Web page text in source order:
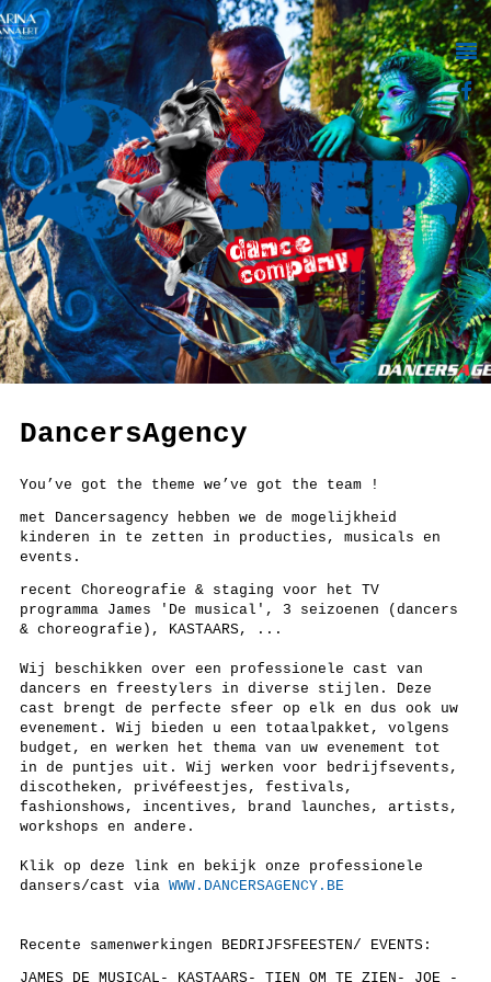
DancersAgency
You’ve got the theme we’ve got the team !
met Dancersagency hebben we de mogelijkheid
kinderen in te zetten in producties, musicals en
events.
recent Choreografie & staging voor het TV
programma James 'De musical', 3 seizoenen (dancers
& choreografie), KASTAARS, ...
Wij beschikken over een professionele cast van
dancers en freestylers in diverse stijlen. Deze
cast brengt de perfecte sfeer op elk en dus ook uw
evenement. Wij bieden u een totaalpakket, volgens
budget, en werken het thema van uw evenement tot
in de puntjes uit. Wij werken voor bedrijfsevents,
discotheken, privéfeestjes, festivals,
fashionshows, incentives, brand launches, artists,
workshops en andere.
Klik op deze link en bekijk onze professionele
dansers/cast via WWW.DANCERSAGENCY.BE
Recente samenwerkingen BEDRIJFSFEESTEN/ EVENTS:
JAMES DE MUSICAL- KASTAARS- TIEN OM TE ZIEN- JOE -